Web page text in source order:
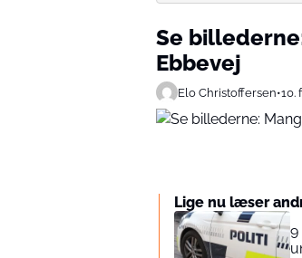
Se
Ebbevej
Elo Christoffersen•10.
Lige nu læser
9